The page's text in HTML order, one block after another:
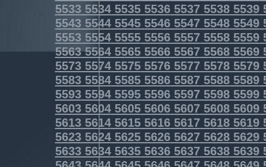
5533553455355536553755385539
5543554455455546554755485549
5553555455555556555755585559
5563556455655566556755685569
5573557455755576557755785579
5583558455855586558755885589
5593559455955596559755985599
5603560456055606560756085609
5613561456155616561756185619
5623562456255626562756285629
5633563456355636563756385639